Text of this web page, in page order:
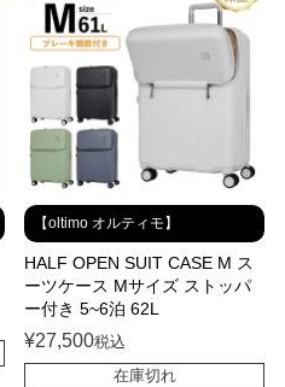
【oltimo オルティモ】
HALF OPEN SUIT CASE M ス
ーツケース Mサイズ ストッパ
ー付き 5~6泊 62L
¥27,500税込
在庫切れ